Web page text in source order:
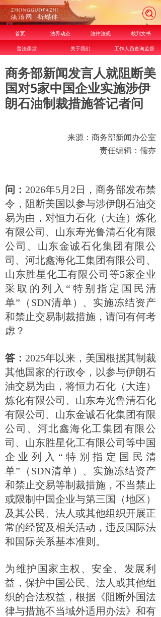
商务部新闻发言人就阻断美
国对5家中国企业实施涉伊
朗石油制裁措施答记者问
来源：商务部新闻办公室
责任编辑：儒亦
问： 2026年5月2日，商务部发布禁
令，阻断美国以参与涉伊朗石油交
易为由，对恒力石化（大连）炼化
有限公司、山东寿光鲁清石化有限
公司、山东金诚石化集团有限公
司、河北鑫海化工集团有限公司、
山东胜星化工有限公司等5家企业
采取的列入“特别指定国民清
单”（SDN清单）、实施冻结资产
和禁止交易制裁措施，请问有何考
虑？
答： 2025年以来，美国根据其制裁
其他国家的行政令，以参与伊朗石
油交易为由，将恒力石化（大连）
炼化有限公司、山东寿光鲁清石化
有限公司、山东金诚石化集团有限
公司、河北鑫海化工集团有限公
司、山东胜星化工有限公司等中国
企业列入“特别指定国民清
单”（SDN清单）、实施冻结资产
和禁止交易等制裁措施，不当禁止
或限制中国企业与第三国（地区）
及其公民、法人或其他组织开展正
常的经贸及相关活动，违反国际法
和国际关系基本准则。
为维护国家主权、安全、发展利
益，保护中国公民、法人或其他组
织的合法权益，根据《阻断外国法
律与措施不当域外适用办法》和有
首页 法界动态 法律法规 裁判文书
普法课堂 关于我们 工作人员查询监督